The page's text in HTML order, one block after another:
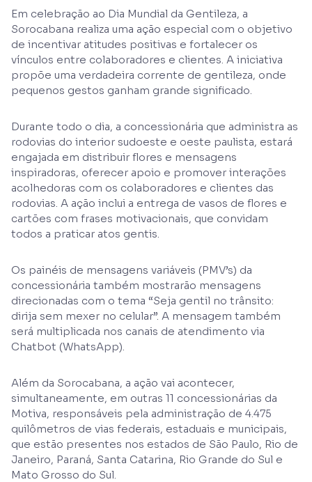
Em celebração ao Dia Mundial da Gentileza, a
Sorocabana realiza uma ação especial com o objetivo
de incentivar atitudes positivas e fortalecer os
vínculos entre colaboradores e clientes. A iniciativa
propõe uma verdadeira corrente de gentileza, onde
pequenos gestos ganham grande significado.
Durante todo o dia, a concessionária que administra as
rodovias do interior sudoeste e oeste paulista, estará
engajada em distribuir flores e mensagens
inspiradoras, oferecer apoio e promover interações
acolhedoras com os colaboradores e clientes das
rodovias. A ação inclui a entrega de vasos de flores e
cartões com frases motivacionais, que convidam
todos a praticar atos gentis.
Os painéis de mensagens variáveis (PMV’s) da
concessionária também mostrarão mensagens
direcionadas com o tema “Seja gentil no trânsito:
dirija sem mexer no celular”. A mensagem também
será multiplicada nos canais de atendimento via
Chatbot (WhatsApp).
Além da Sorocabana, a ação vai acontecer,
simultaneamente, em outras 11 concessionárias da
Motiva, responsáveis pela administração de 4.475
quilômetros de vias federais, estaduais e municipais,
que estão presentes nos estados de São Paulo, Rio de
Janeiro, Paraná, Santa Catarina, Rio Grande do Sul e
Mato Grosso do Sul.